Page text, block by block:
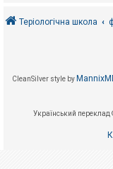
Теріологічна школа
CleanSilver style by
Український